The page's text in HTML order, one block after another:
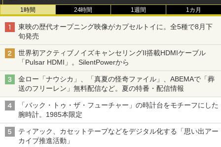
1時間 24時間 1週間 1カ月
東映の歴代オープニング映像がカプセルトイに。全5種で8月下
旬発売
世界初アクティブノイズキャンセリングII搭載HDMIケーブル
「Pulsar HDMI」。SilentPowerから
金ロー「ナウシカ」、「真夏の怪奇ファイル」、ABEMAで「葬
送のフリーレン」無料配信など。夏の特番・配信情報
「バック・トゥ・ザ・フューチャー」の時計台をモチーフにした
腕時計。1985本限定
ティアック、カセットテープなどをデジタル化する「思い出アー
カイブ推進活動」